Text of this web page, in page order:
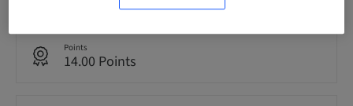
Points
14.00 Points